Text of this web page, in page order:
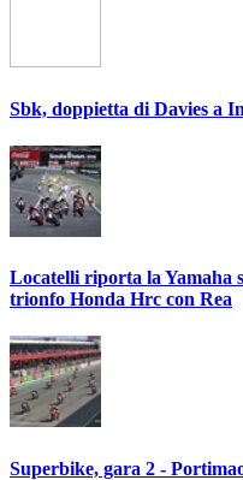
Sbk, doppietta di Davies a
Locatelli riporta la Yamaha
trionfo Honda Hrc con Rea
Superbike, gara 2 -